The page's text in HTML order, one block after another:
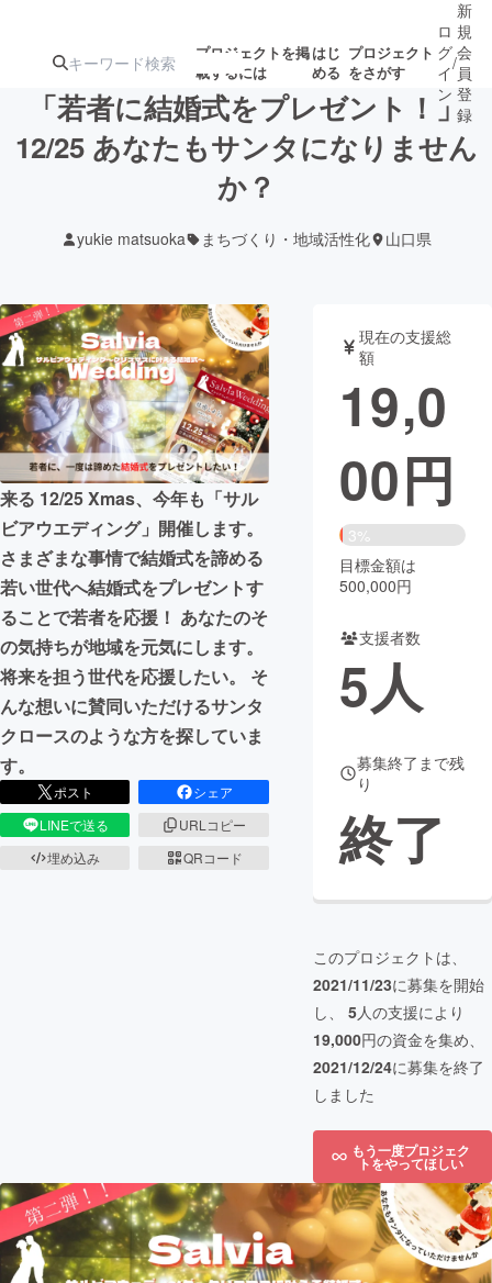
プロジェクトを掲
載するには
はじ
める
プロジェクト
をさがす
注目の新着プロ募集終了が近いプ
テクノロジー・ガジェット
映像・映画 書籍・雑誌
ビジネス・起業 チャレンジ
まちづくり・地域活性化
CAMPFIRE for Social Good
CAMPFIRE Creation
CAMPFIREふるさと納税
machi-ya コミュニティ
ロ
グ
イ
ン
/
新
規
会
員
登
録
「若者に結婚式をプレゼント！」
12/25 あなたもサンタになりません
か？
yukie matsuoka まちづくり・地域活性化 山口県
来る 12/25 Xmas、今年も「サル
ビアウエディング」開催します。
さまざまな事情で結婚式を諦める
若い世代へ結婚式をプレゼントす
ることで若者を応援！ あなたのそ
の気持ちが地域を元気にします。
将来を担う世代を応援したい。 そ
んな想いに賛同いただけるサンタ
クロースのような方を探していま
す。
ポスト
シェア
LINEで送る
URLコピー
埋め込み
QRコード
現在の支援総
額
19,0
00円
3%
目標金額は
500,000円
支援者数
5人
募集終了まで残
り
終了
このプロジェクトは、
2021/11/23に募集を開始
し、 5人の支援により
19,000円の資金を集め、
2021/12/24に募集を終了
しました
もう一度プロジェク
トをやってほしい